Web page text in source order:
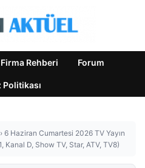
Firma Rehberi Forum
Politikası
› 6 Haziran Cumartesi 2026 TV Yayın
Kanal D, Show TV, Star, ATV, TV8)